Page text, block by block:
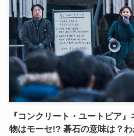
『コンクリート・ユートピア
物はモーセ!? 碁石の意味は？